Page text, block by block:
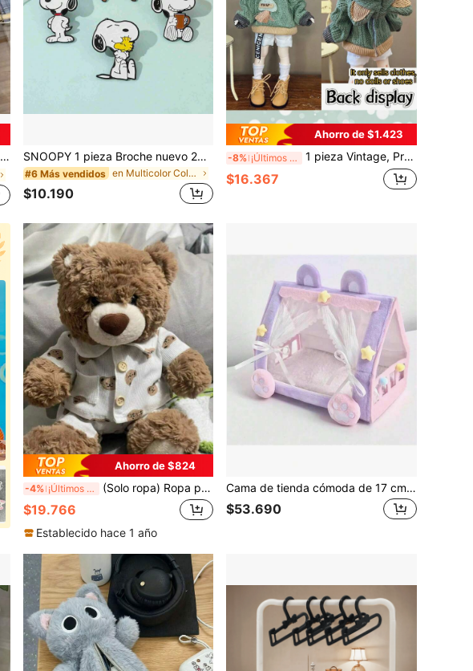
SNOOPY 1 pieza Broche nuevo 2026, decoración casual y divertida, adecuado para ropa, estuche de lápices, bolso, etc., pequeño y único, gran accesorio para decoración de atuendos, regalo sorpresa para amigos y familiares (estilo aleatorio)
#6 Más vendidos en Multicolor Colecciones de peluches y animales d
$10.190
Ahorro de $1.423
-8% ¡Últimos 2 días 1 pieza Vintage, Preppy y otros estilos únicos, ¡adecuado para cambio de atuendo de muñeca BJD de 6 pulgadas/30 cm! Un conjunto de colección para amantes de atuendos de muñecas, que derrite los corazones de las niñas. (Esta serie de ropa es adecuada para muñecas de 30 cm de altura, estilo de encaje 64# aleatorio, estilo SKU 48# aleatorio, por favor tenga cuidado si le importa)
$16.367
Ahorro de $824
-4% ¡Últimos 2 días (Solo ropa) Ropa para muñecas Lapopo de 28 cm a 32 cm, ropa para muñeco de peluche oso de Barcelona, ropa linda de peluche de oso con agujero para la cola, adecuada para pijamas de conejo
$19.766
Establecido hace 1 año
Cama de tienda cómoda de 17 cm de color rosa, figura de porcelana esmaltada de 1ra/2da/3ra generación, muñeca de peluche, decoración de cama de tienda, accesorio colgante para perros pequeños
$53.690